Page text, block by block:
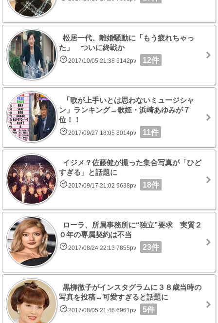
松居一代、離婚騒動に「もう疲れちゃっ
た」 ついに終戦か
2017/10/05 21:38 5142pv 12件
「歌が上手いとは思わないミュージシャ
ン」ランキング→歌姫・浜崎あゆみが７
位！！
2017/09/27 18:05 8014pv 11件
イジメ？佐藤健が撮った集合写真が「ひど
すぎる」と話題に
2017/09/17 21:02 9638pv 18件
ローラ、所属事務所に“独立”要求 実質２
０年の専属契約は不当
2017/08/24 22:13 7855pv 23件
黒柳徹子がインスタグラムに３８歳当時の
写真を投稿→可愛すぎると話題に
2017/08/05 21:46 6961pv 5件